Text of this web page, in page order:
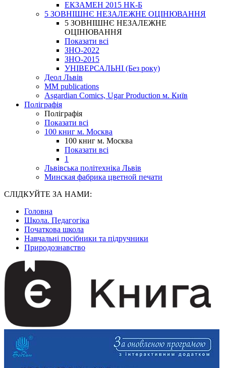
ЕКЗАМЕН 2015 НК-Б
5 ЗОВНІШНЄ НЕЗАЛЕЖНЕ ОЦІНЮВАННЯ
5 ЗОВНІШНЄ НЕЗАЛЕЖНЕ
ОЦІНЮВАННЯ
Показати всі
ЗНО-2022
ЗНО-2015
УНІВЕРСАЛЬНІ (Без року)
Деол Львів
MM publications
Asgardian Comics, Ugar Production м. Київ
Поліграфія
Поліграфія
Показати всі
100 книг м. Москва
100 книг м. Москва
Показати всі
1
Львівська політехніка Львів
Минская фабрика цветной печати
СЛІДКУЙТЕ ЗА НАМИ:
Головна
Школа. Педагогіка
Початкова школа
Навчальні посібники та підручники
Природознавство